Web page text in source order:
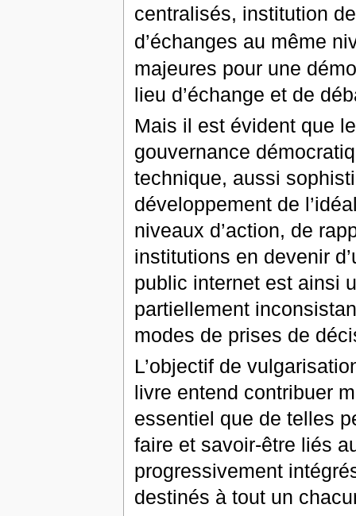
centralisés, institution
d’échanges au même
majeures pour une
lieu d’échange et de
Mais il est évident que
gouvernance
technique, aussi
développement de
niveaux d’action, de
institutions en devenir
public internet est ainsi
partiellement
modes de prises de
L’objectif de
livre entend contribuer
essentiel que de telles
faire et savoir-être liés
progressivement
destinés à tout un